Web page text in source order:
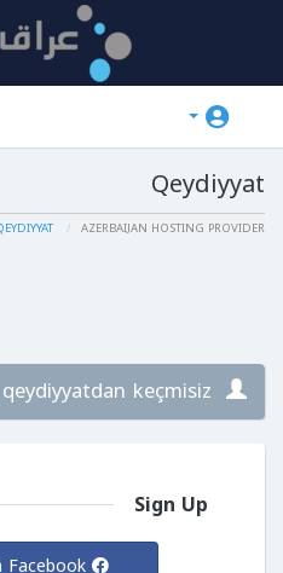
Qeydiyyat
AZERBAIJAN HOSTING PROVIDER
Sign Up